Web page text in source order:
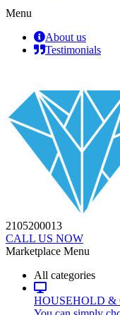
Menu
About us
Testimonials
2105200013
CALL US NOW
Marketplace Menu
All categories
HOUSEHOLD &